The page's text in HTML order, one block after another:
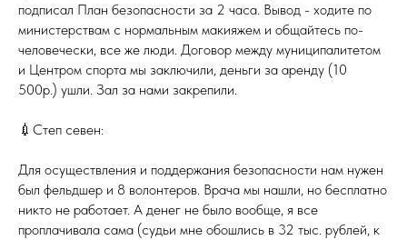
подписал План безопасности за 2 часа. Вывод - ходите по
министерствам с нормальным макияжем и общайтесь по-
человечески, все же люди. Договор между муниципалитетом
и Центром спорта мы заключили, деньги за аренду (10
500р.) ушли. Зал за нами закрепили.
💉Степ севен:
Для осуществления и поддержания безопасности нам нужен
был фельдшер и 8 волонтеров. Врача мы нашли, но бесплатно
никто не работает. А денег не было вообще, я все
проплачивала сама (судьи мне обошлись в 32 тыс. рублей, к